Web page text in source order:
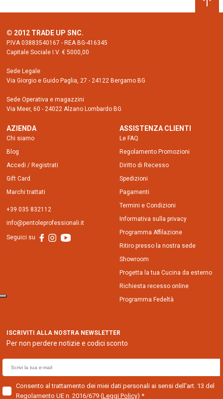
© 2012 TRADE UP SNC.
P.IVA 03883540167 - REA BG-416345
Capitale Sociale I.V. € 5000,00
Sede Legale
Via Giorgio e Guido Paglia, 27 - 24122 Bergamo BG
Sede Operativa e magazzini
Via Meer, 60 - 24022 Alzano Lombardo BG
AZIENDA
Chi siamo
Blog
Accedi / Registrati
Gift Card
Marchi trattati
+39 035 832112
info@pentoleprofessionali.it
Seguici su
ASSISTENZA CLIENTI
Le FAQ
Regolamento Promozioni
Diritto di Recesso
Spedizioni
Pagamenti
Termini e Condizioni
Informativa sulla privacy
Programma Affilazione
Ritiro presso la nostra sede
Showroom
Progetta la tua Cucina da esterno
Richiesta recesso online
Programma Fedeltà
ISCRIVITI ALLA NOSTRA NEWSLETTER
Per non perdere notizie e codici sconto
m
a
i
Consento al trattamento dei miei dati personali ai sensi dell'art. 13 del
Regolamento UE n. 2016/679 (Leggi Policy)